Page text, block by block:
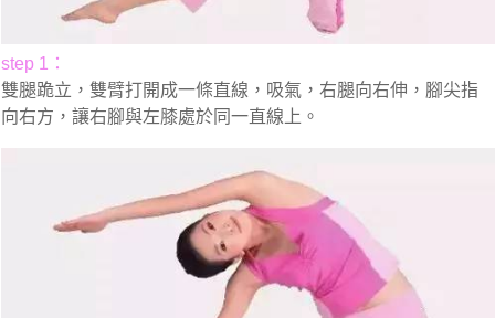
step 1：
雙腿跪立，雙臂打開成一條直線，吸氣，右腿向右伸，腳尖指
向右方，讓右腳與左膝處於同一直線上。